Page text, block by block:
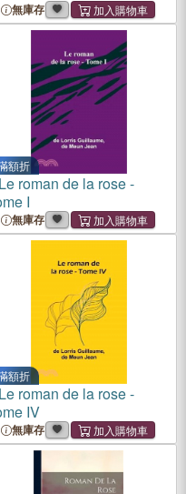
無庫存
額折
Le roman de la rose -
I
無庫存
額折
Le roman de la rose -
IV
無庫存